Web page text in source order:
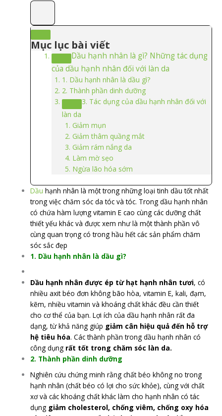
Mục lục bài viết
Dầu hạnh nhân là gì? Những tác dụng
của dầu hạnh nhân đối với làn da
1. Dầu hạnh nhân là dầu gì?
2. Thành phần dinh dưỡng
3. Tác dụng của dầu hạnh nhân đối với
làn da
Giảm mụn
Giảm thâm quầng mắt
Giảm rám nắng da
Làm mờ sẹo
Ngừa lão hóa sớm
Dầu hạnh nhân là một trong những loại tinh dầu tốt nhất
trong việc chăm sóc da tóc và tóc. Trong dầu hạnh nhân
có chứa hàm lượng vitamin E cao cùng các dưỡng chất
thiết yếu khác và được xem như là một thành phần vô
cùng quan trọng có trong hầu hết các sản phẩm chăm
sóc sắc đẹp
1. Dầu hạnh nhân là dầu gì?
Dầu hạnh nhân được ép từ hạt hạnh nhân tươi, có
nhiều axit béo đơn không bão hòa, vitamin E, kali, đạm,
kẽm, nhiều vitamin và khoáng chất khác đều cần thiết
cho cơ thể của bạn. Lợi ích của dầu hạnh nhân rất đa
dạng, từ khả năng giúp giảm cân hiệu quả đến hỗ trợ
hệ tiêu hóa. Các thành phần trong dầu hạnh nhân có
công dụng rất tốt trong chăm sóc làn da.
2. Thành phần dinh dưỡng
Nghiên cứu chứng minh rằng chất béo không no trong
hạnh nhân (chất béo có lợi cho sức khỏe), cùng với chất
xơ và các khoáng chất khác làm cho hạnh nhân có tác
dụng giảm cholesterol, chống viêm, chống oxy hóa